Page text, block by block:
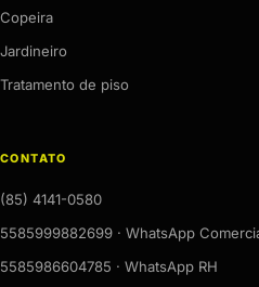
Copeira
Jardineiro
Tratamento de piso
CONTATO
(85) 4141-0580
5585999882699 · WhatsApp
5585986604785 · WhatsApp RH